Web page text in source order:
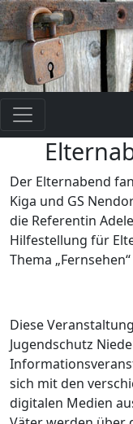
Der Elternabend
Kiga und GS
die Referentin
Hilfestellung für
Thema
Diese
Jugendschutz
sich mit den
digitalen Medien